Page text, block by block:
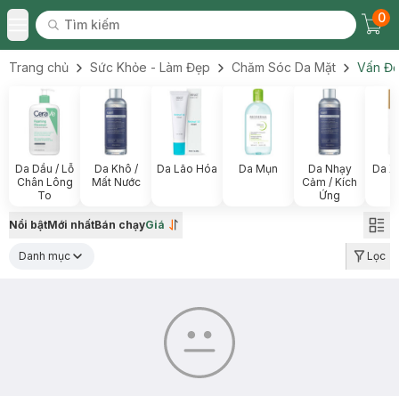
Toggle Menu
Tìm kiếm
Tìm kiếm
0
Trang chủ Sức Khỏe - Làm Đẹp Chăm Sóc Da Mặt Vấn
Da Dầu / Lỗ
Chân Lông
To
Da Khô /
Mất Nước
Da Lão Hóa Da Mụn
Da Nhạy
Cảm / Kích
Ứng
Da
Nổi bậtMới nhấtBán chạyGiá
Danh mục Lọc